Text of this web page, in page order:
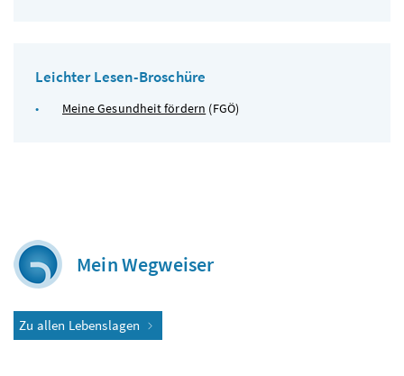
Leichter Lesen-Broschüre
Meine Gesundheit fördern (FGÖ)
Mein Wegweiser
Zu allen Lebenslagen